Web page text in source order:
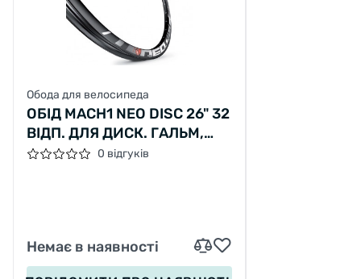
Обода для велосипеда
ОБІД MACH1 NEO DISC 26" 32
ВІДП. ДЛЯ ДИСК. ГАЛЬМ,
ЧОРНИЙ, AV, 450G
0 відгуків
Немає в наявності